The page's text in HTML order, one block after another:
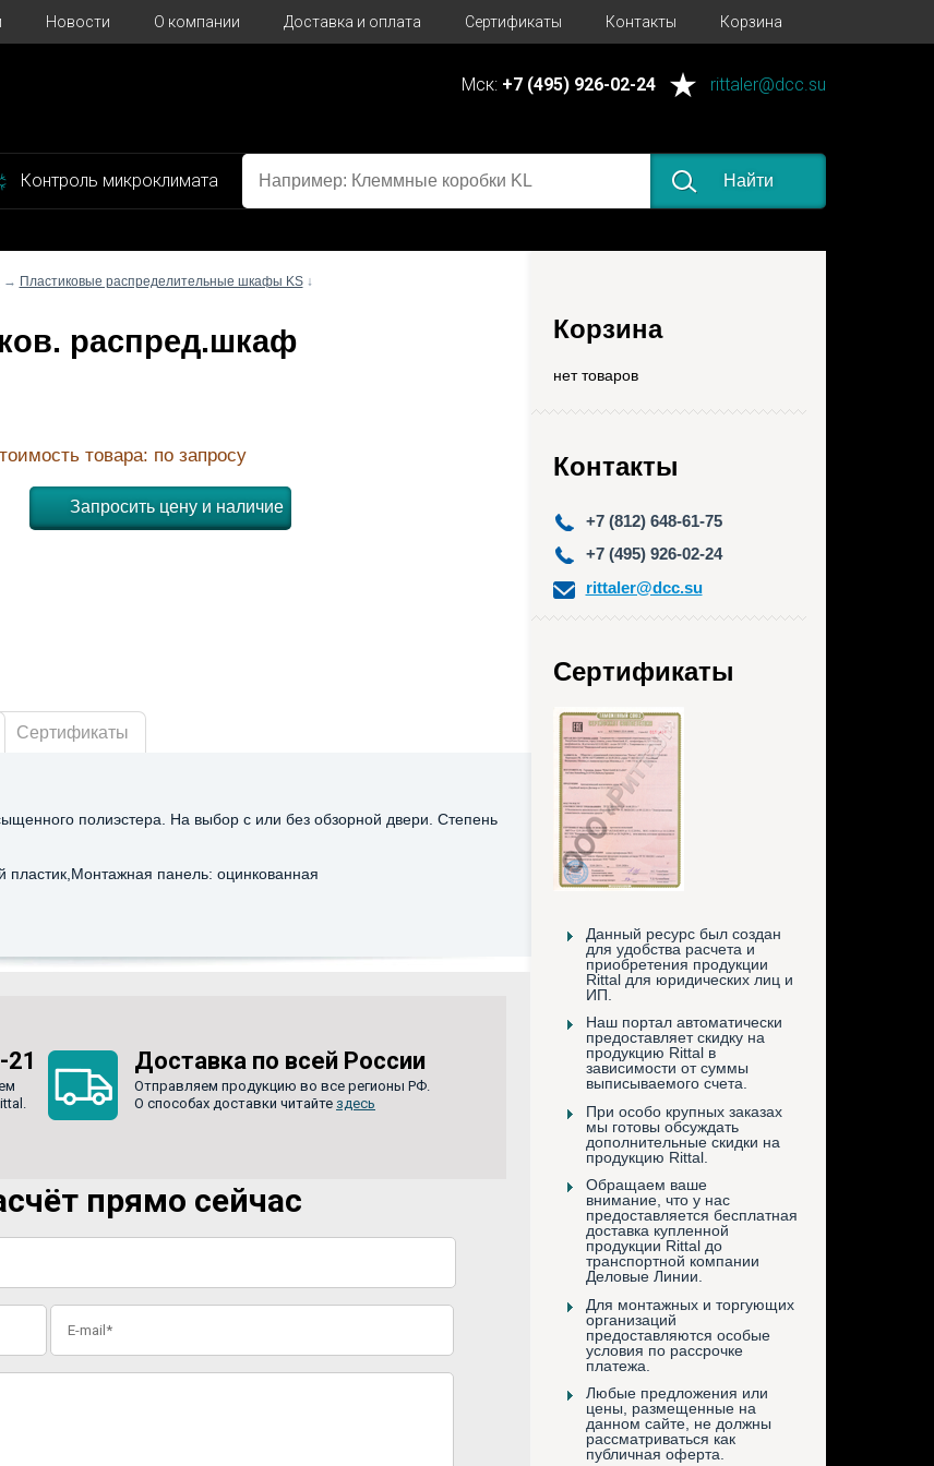
Новости О компании Доставка и оплата Сертификаты Контакты Корзина
Мск: +7 (495) 926-02-24 rittaler@dcc.su
Контроль микроклимата Найти
Корзина
нет товаров
Контакты
+7 (812) 648-61-75
+7 (495) 926-02-24
rittaler@dcc.su
Сертификаты
Данный ресурс был создан
для удобства расчета и
приобретения продукции
Rittal для юридических лиц и
ИП.
Наш портал автоматически
предоставляет скидку на
продукцию Rittal в
зависимости от суммы
выписываемого счета.
При особо крупных заказах
мы готовы обсуждать
дополнительные скидки на
продукцию Rittal.
Обращаем ваше
внимание, что у нас
предоставляется бесплатная
доставка купленной
продукции Rittal до
транспортной компании
Деловые Линии.
Для монтажных и торгующих
организаций
предоставляются особые
условия по рассрочке
платежа.
Любые предложения или
цены, размещенные на
данном сайте, не должны
рассматриваться как
публичная оферта.
→ Пластиковые распределительные шкафы KS↓
распред.шкаф
товара: по запросу
Запросить цену и наличие
Сертификаты
полиэстера. На выбор с или без обзорной двери. Степень
пластик,Монтажная панель: оцинкованная
Доставка по всей России
Отправляем продукцию во все регионы РФ.
О способах доставки читайте здесь
прямо сейчас